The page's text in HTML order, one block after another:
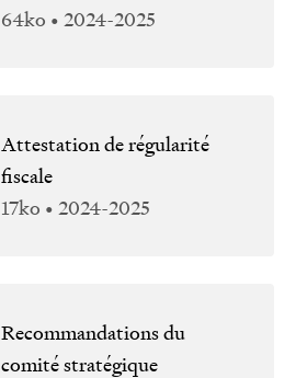
64ko • 2024-2025
Attestation de régularité
fiscale
17ko • 2024-2025
Recommandations du
comité stratégique